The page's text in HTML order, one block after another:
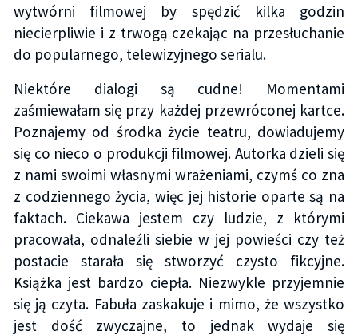
wytwórni filmowej by spędzić kilka godzin
niecierpliwie i z trwogą czekając na przesłuchanie
do popularnego, telewizyjnego serialu.
Niektóre dialogi są cudne! Momentami
zaśmiewałam się przy każdej przewróconej kartce.
Poznajemy od środka życie teatru, dowiadujemy
się co nieco o produkcji filmowej. Autorka dzieli się
z nami swoimi własnymi wrażeniami, czymś co zna
z codziennego życia, więc jej historie oparte są na
faktach. Ciekawa jestem czy ludzie, z którymi
pracowała, odnaleźli siebie w jej powieści czy też
postacie starała się stworzyć czysto fikcyjne.
Książka jest bardzo ciepła. Niezwykle przyjemnie
się ją czyta. Fabuła zaskakuje i mimo, że wszystko
jest dość zwyczajne, to jednak wydaje się